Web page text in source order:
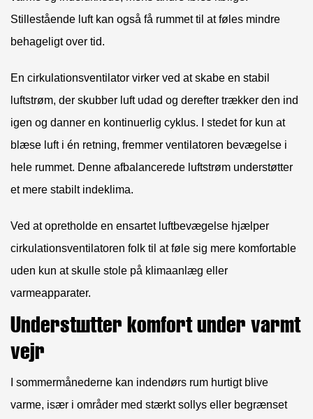
Stillestående luft kan også få rummet til at føles mindre
behageligt over tid.
En cirkulationsventilator virker ved at skabe en stabil
luftstrøm, der skubber luft udad og derefter trækker den ind
igen og danner en kontinuerlig cyklus. I stedet for kun at
blæse luft i én retning, fremmer ventilatoren bevægelse i
hele rummet. Denne afbalancerede luftstrøm understøtter
et mere stabilt indeklima.
Ved at opretholde en ensartet luftbevægelse hjælper
cirkulationsventilatoren folk til at føle sig mere komfortable
uden kun at skulle stole på klimaanlæg eller
varmeapparater.
Understøtter komfort under varmt
vejr
I sommermånederne kan indendørs rum hurtigt blive
varme, især i områder med stærkt sollys eller begrænset